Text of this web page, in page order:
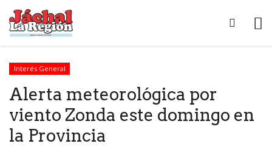
Interés General
Alerta meteorológica por
viento Zonda este domingo en
la Provincia